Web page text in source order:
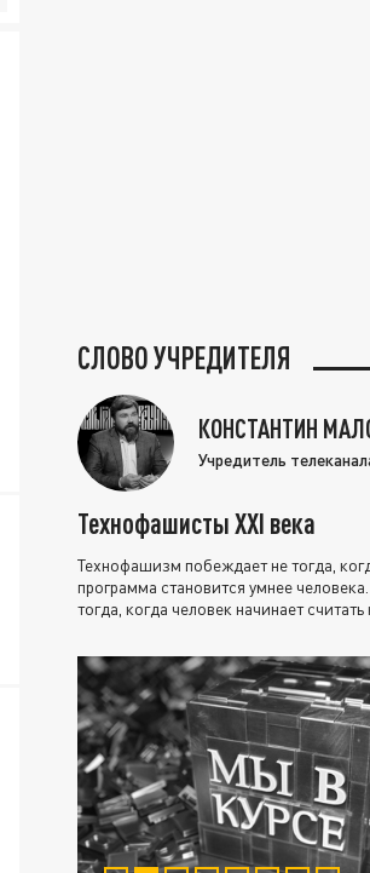
СЛОВО УЧРЕДИТЕЛЯ
КОНСТАНТИН
Учредитель
Технофашисты XXI века
Технофашизм побеждает не тогда,
программа становится умнее
тогда, когда человек начинает